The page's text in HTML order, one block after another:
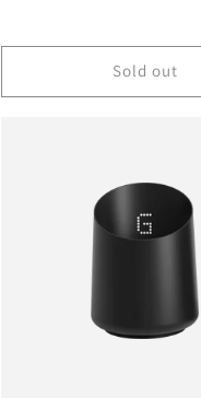
Sold out